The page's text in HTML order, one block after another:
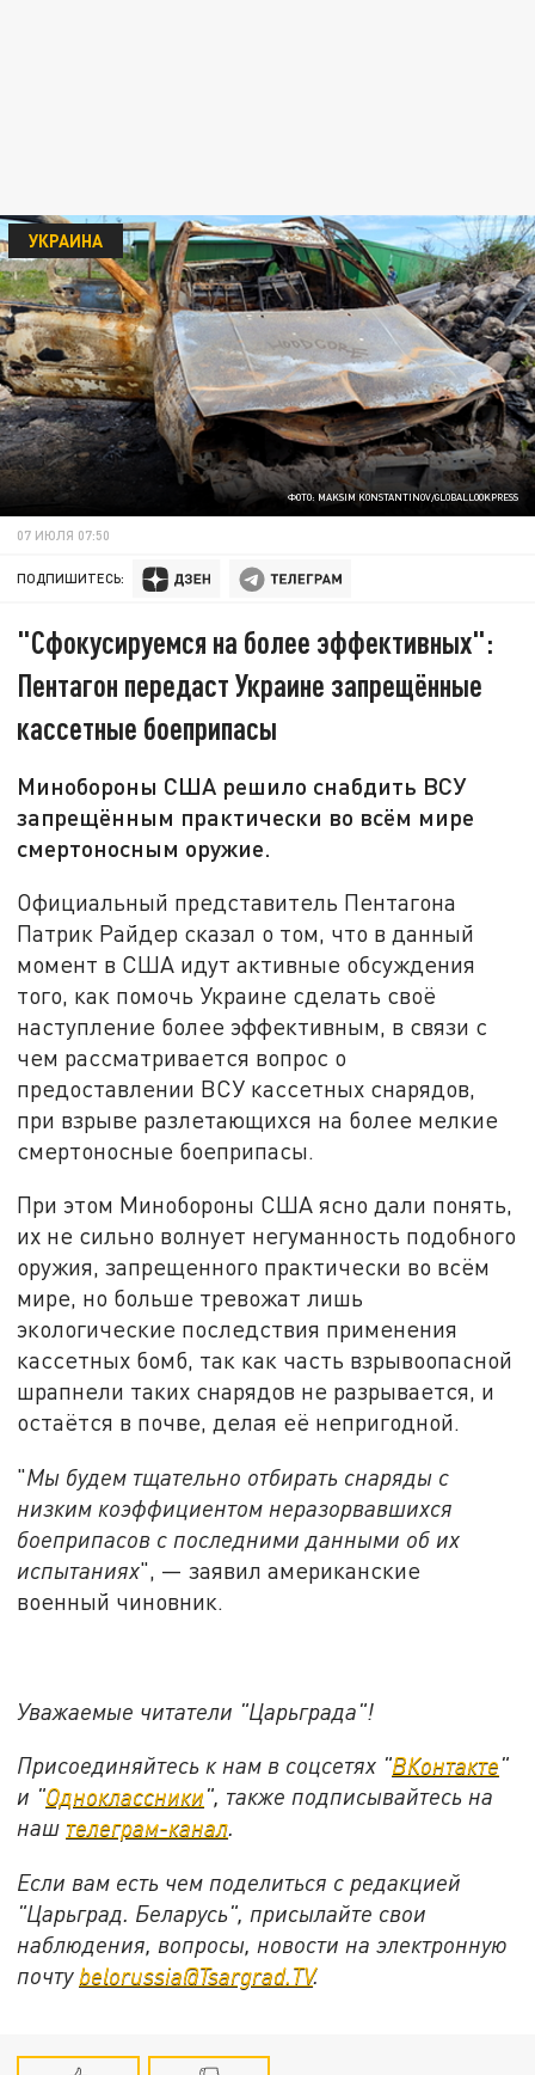
ФОТО: MAKSIM KONSTANTINOV/GLOBALLOOKPRESS
УКРАИНА
07 ИЮЛЯ 07:50
ПОДПИШИТЕСЬ:
"Cфокусируемся на более эффективных":
Пентагон передаст Украине запрещённые
кассетные боеприпасы
Минобороны США решило снабдить ВСУ
запрещённым практически во всём мире
смертоносным оружие.
Официальный представитель Пентагона
Патрик Райдер сказал о том, что в данный
момент в США идут активные обсуждения
того, как помочь Украине сделать своё
наступление более эффективным, в связи с
чем рассматривается вопрос о
предоставлении ВСУ кассетных снарядов,
при взрыве разлетающихся на более мелкие
смертоносные боеприпасы.
При этом Минобороны США ясно дали понять,
их не сильно волнует негуманность подобного
оружия, запрещенного практически во всём
мире, но больше тревожат лишь
экологические последствия применения
кассетных бомб, так как часть взрывоопасной
шрапнели таких снарядов не разрывается, и
остаётся в почве, делая её непригодной.
"Мы будем тщательно отбирать снаряды с
низким коэффициентом неразорвавшихся
боеприпасов с последними данными об их
испытаниях", — заявил американские
военный чиновник.
Уважаемые читатели "Царьграда"!
Присоединяйтесь к нам в соцсетях "ВКонтакте"
и "Одноклассники", также подписывайтесь на
наш телеграм-канал.
Если вам есть чем поделиться с редакцией
"Царьград. Беларусь", присылайте свои
наблюдения, вопросы, новости на электронную
почту belorussia@Tsargrad.TV.